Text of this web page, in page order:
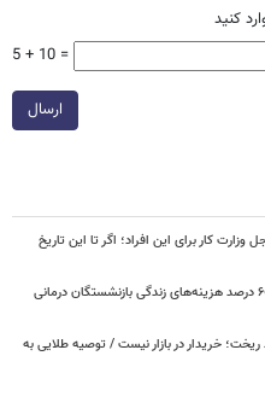
کنید
5 + 10 =
ارسال
کار برای این افراد؛ اگر تا این تاریخ
چالش بزرگ بازنشستگان برای تامین مخارج / ۶۰ درصد هزینه‌های زندگی بازنشستگان درمانی
خریدار در بازار نیست / توصیه طلایی به